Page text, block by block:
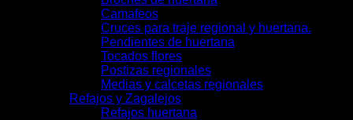
Camafeos
Cruces para traje regional y huertana.
Pendientes de huertana
Tocados flores
Postizas regionales
Medias y calcetas regionales
Refajos y Zagalejos
Refajos huertana